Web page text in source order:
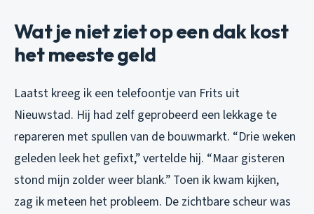
Wat je niet ziet op een dak kost
het meeste geld
Laatst kreeg ik een telefoontje van Frits uit
Nieuwstad. Hij had zelf geprobeerd een lekkage te
repareren met spullen van de bouwmarkt. “Drie weken
geleden leek het gefixt,” vertelde hij. “Maar gisteren
stond mijn zolder weer blank.” Toen ik kwam kijken,
zag ik meteen het probleem. De zichtbare scheur was